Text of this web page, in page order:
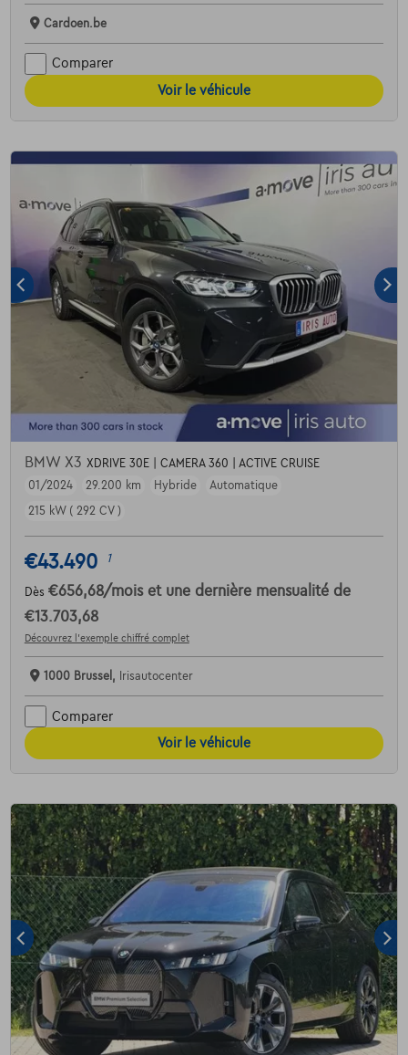
Cardoen.be
Comparer
Voir le véhicule
BMW X3 XDRIVE 30E | CAMERA 360 | ACTIVE CRUISE
01/2024
29.200 km Hybride
Automatique
215 kW ( 292 CV )
€43.490 1
Dès €656,68/mois et une dernière mensualité de
€13.703,68
Découvrez l’exemple chiffré complet
1000 Brussel, Irisautocenter
Comparer
Voir le véhicule